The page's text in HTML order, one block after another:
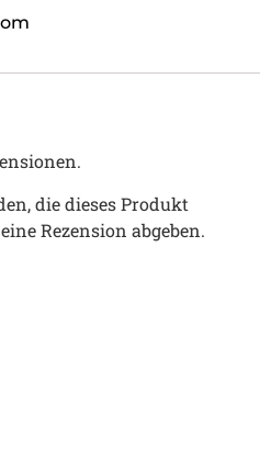
die dieses Produkt
Rezension abgeben.